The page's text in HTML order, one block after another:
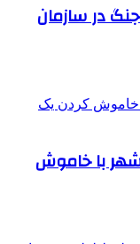
در سازمان
با خاموش